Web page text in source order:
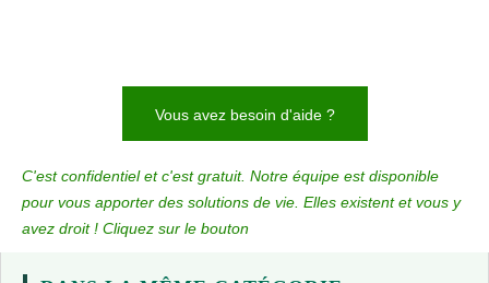
Vous avez besoin d'aide ?
C'est confidentiel et c'est gratuit. Notre équipe est disponible
pour vous apporter des solutions de vie. Elles existent et vous y
avez droit ! Cliquez sur le bouton